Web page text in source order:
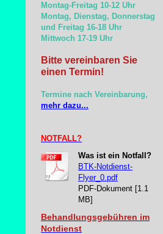
Montag-Freitag 10-12 Uhr
Montag, Dienstag, Donnerstag
und Freitag 16-18 Uhr
Mittwoch 17-19 Uhr
Bitte vereinbaren Sie
einen Termin!
Termine nach Vereinbarung,
mehr dazu...
NOTFALL?
Was ist ein Notfall?
BTK-Notdienst-
Flyer_0.pdf
PDF-Dokument [1.1
MB]
Behandlungsgebühren im
Notdienst